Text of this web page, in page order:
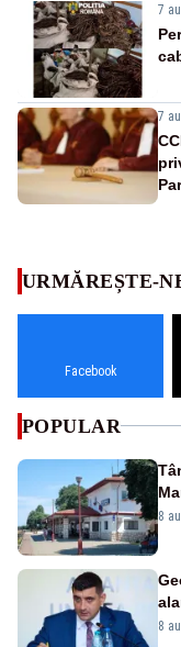
7
7
URMĂREȘTE-
Facebook
POPULAR
8
8